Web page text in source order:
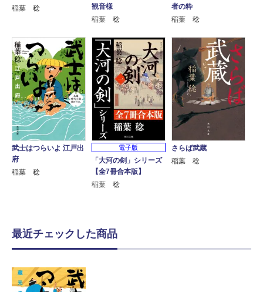
稲葉 稔
観音様
稲葉 稔
者の粋
稲葉 稔
武士はつらいよ 江戸出
府
稲葉 稔
電子版
「大河の剣」シリーズ
【全7冊合本版】
稲葉 稔
さらば武蔵
稲葉 稔
最近チェックした商品